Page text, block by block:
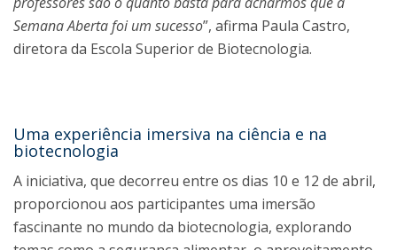
Semana Aberta foi um sucesso”, afirma Paula Castro,
diretora da Escola Superior de Biotecnologia.
Uma experiência imersiva na ciência e na
biotecnologia
A iniciativa, que decorreu entre os dias 10 e 12 de abril,
proporcionou aos participantes uma imersão
fascinante no mundo da biotecnologia, explorando